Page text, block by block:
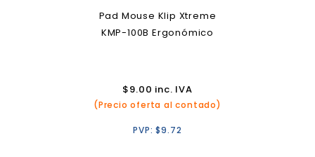
Pad Mouse Klip Xtreme
KMP-100B Ergonómico
$9.00 inc. IVA
(Precio oferta al contado)
PVP:$9.72